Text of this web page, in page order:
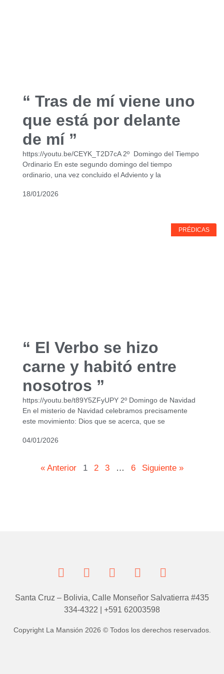
“ Tras de mí viene uno
que está por delante
de mí ”
https://youtu.be/CEYK_T2D7cA 2º Domingo del Tiempo
Ordinario En este segundo domingo del tiempo
ordinario, una vez concluido el Adviento y la
18/01/2026
PRÉDICAS
“ El Verbo se hizo
carne y habitó entre
nosotros ”
https://youtu.be/t89Y5ZFyUPY 2º Domingo de Navidad
En el misterio de Navidad celebramos precisamente
este movimiento: Dios que se acerca, que se
04/01/2026
« Anterior 1 2 3 … 6 Siguiente »
Santa Cruz – Bolivia, Calle Monseñor Salvatierra #435
334-4322 | +591 62003598
Copyright La Mansión 2026 © Todos los derechos reservados.